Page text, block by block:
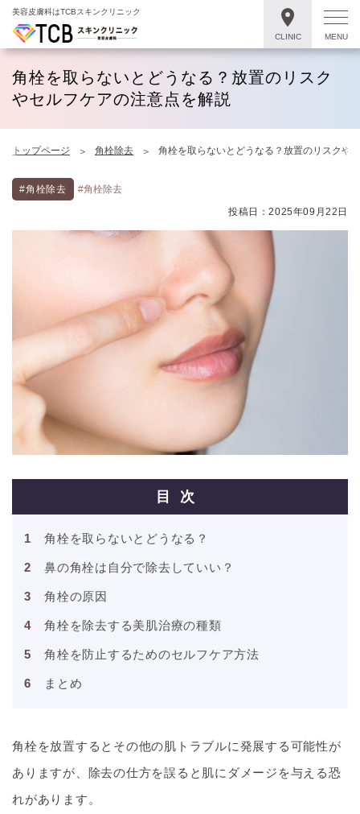
美容皮膚科はTCBスキンクリニック
角栓を取らないとどうなる？放置のリスク
やセルフケアの注意点を解説
トップページ 角栓除去 角栓を取らないとどうなる？放置のリスクや
#角栓除去
#角栓除去
投稿日：2025年09月22日
目次
角栓を取らないとどうなる？
鼻の角栓は自分で除去していい？
角栓の原因
角栓を除去する美肌治療の種類
角栓を防止するためのセルフケア方法
まとめ
角栓を放置するとその他の肌トラブルに発展する可能性が
ありますが、除去の仕方を誤ると肌にダメージを与える恐
れがあります。
CLINIC MENU